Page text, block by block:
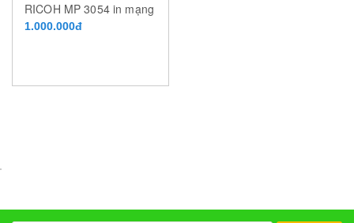
RICOH MP 3054 in mạng
tốc độ 30 trang/phút
1.000.000đ